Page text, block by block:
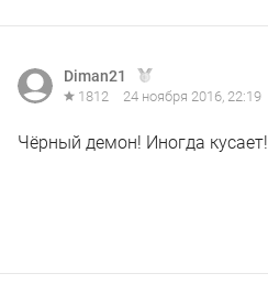
Diman21
1812 24 ноября 2016, 22:19
Чёрный демон! Иногда кусает!